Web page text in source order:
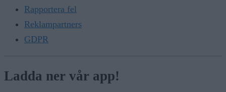
Rapportera fel
Reklampartners
GDPR
Ladda ner vår app!